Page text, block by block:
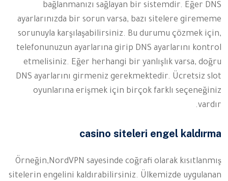
bağlanmanızı sağlayan bir sistemdir. Eğer DNS
ayarlarınızda bir sorun varsa, bazı sitelere girememe
sorunuyla karşılaşabilirsiniz. Bu durumu çözmek için,
telefonunuzun ayarlarına girip DNS ayarlarını kontrol
etmelisiniz. Eğer herhangi bir yanlışlık varsa, doğru
DNS ayarlarını girmeniz gerekmektedir. Ücretsiz slot
oyunlarına erişmek için birçok farklı seçeneğiniz
vardır.
casino siteleri engel kaldırma
Örneğin,NordVPN sayesinde coğrafi olarak kısıtlanmış
sitelerin engelini kaldırabilirsiniz. Ülkemizde uygulanan